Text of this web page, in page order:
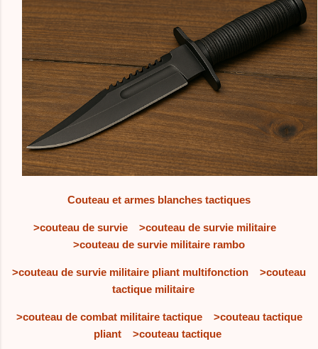
Couteau et armes blanches tactiques
>couteau de survie
>couteau de survie militaire
>couteau de survie militaire rambo
>couteau de survie militaire pliant multifonction
>couteau
tactique militaire
>couteau de combat militaire tactique
>couteau tactique
pliant
>couteau tactique